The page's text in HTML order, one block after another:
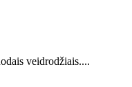
veidrodžiais....